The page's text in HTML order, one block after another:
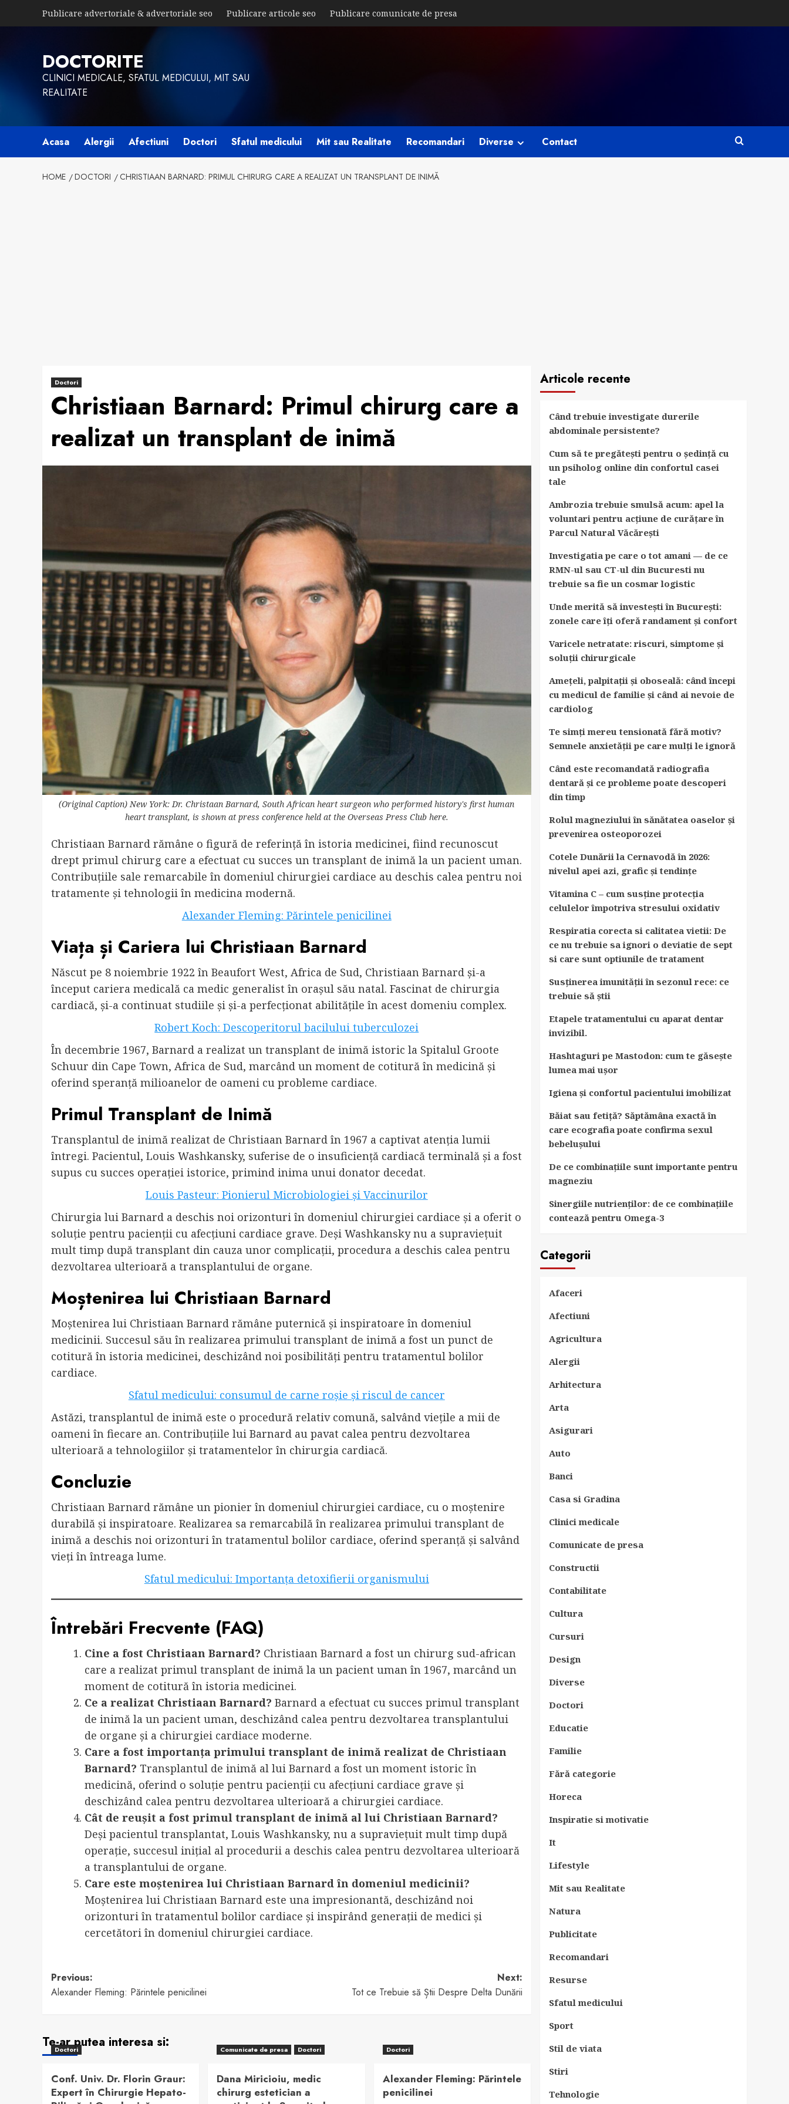
Publicare advertoriale & advertoriale seo Publicare articole seo Publicare comunicate de presa
DOCTORITE
CLINICI MEDICALE, SFATUL MEDICULUI, MIT SAU
REALITATE
Acasa Alergii Afectiuni Doctori Sfatul medicului Mit sau Realitate Recomandari Diverse Contact
HOME DOCTORI CHRISTIAAN BARNARD: PRIMUL CHIRURG CARE A REALIZAT UN TRANSPLANT DE INIMĂ
Doctori
Christiaan Barnard: Primul chirurg care a
realizat un transplant de inimă
(Original Caption) New York: Dr. Christaan Barnard, South African heart surgeon who performed history's first human
heart transplant, is shown at press conference held at the Overseas Press Club here.
Christiaan Barnard rămâne o figură de referință în istoria medicinei, fiind recunoscut
drept primul chirurg care a efectuat cu succes un transplant de inimă la un pacient uman.
Contribuțiile sale remarcabile în domeniul chirurgiei cardiace au deschis calea pentru noi
tratamente și tehnologii în medicina modernă.
Alexander Fleming: Părintele penicilinei
Viața și Cariera lui Christiaan Barnard
Născut pe 8 noiembrie 1922 în Beaufort West, Africa de Sud, Christiaan Barnard și-a
început cariera medicală ca medic generalist în orașul său natal. Fascinat de chirurgia
cardiacă, și-a continuat studiile și și-a perfecționat abilitățile în acest domeniu complex.
Robert Koch: Descoperitorul bacilului tuberculozei
În decembrie 1967, Barnard a realizat un transplant de inimă istoric la Spitalul Groote
Schuur din Cape Town, Africa de Sud, marcând un moment de cotitură în medicină și
oferind speranță milioanelor de oameni cu probleme cardiace.
Primul Transplant de Inimă
Transplantul de inimă realizat de Christiaan Barnard în 1967 a captivat atenția lumii
întregi. Pacientul, Louis Washkansky, suferise de o insuficiență cardiacă terminală și a fost
supus cu succes operației istorice, primind inima unui donator decedat.
Louis Pasteur: Pionierul Microbiologiei și Vaccinurilor
Chirurgia lui Barnard a deschis noi orizonturi în domeniul chirurgiei cardiace și a oferit o
soluție pentru pacienții cu afecțiuni cardiace grave. Deși Washkansky nu a supraviețuit
mult timp după transplant din cauza unor complicații, procedura a deschis calea pentru
dezvoltarea ulterioară a transplantului de organe.
Moștenirea lui Christiaan Barnard
Moștenirea lui Christiaan Barnard rămâne puternică și inspiratoare în domeniul
medicinii. Succesul său în realizarea primului transplant de inimă a fost un punct de
cotitură în istoria medicinei, deschizând noi posibilități pentru tratamentul bolilor
cardiace.
Sfatul medicului: consumul de carne roșie și riscul de cancer
Astăzi, transplantul de inimă este o procedură relativ comună, salvând viețile a mii de
oameni în fiecare an. Contribuțiile lui Barnard au pavat calea pentru dezvoltarea
ulterioară a tehnologiilor și tratamentelor în chirurgia cardiacă.
Concluzie
Christiaan Barnard rămâne un pionier în domeniul chirurgiei cardiace, cu o moștenire
durabilă și inspiratoare. Realizarea sa remarcabilă în realizarea primului transplant de
inimă a deschis noi orizonturi în tratamentul bolilor cardiace, oferind speranță și salvând
vieți în întreaga lume.
Sfatul medicului: Importanța detoxifierii organismului
Întrebări Frecvente (FAQ)
Cine a fost Christiaan Barnard? Christiaan Barnard a fost un chirurg sud-african
care a realizat primul transplant de inimă la un pacient uman în 1967, marcând un
moment de cotitură în istoria medicinei.
Ce a realizat Christiaan Barnard? Barnard a efectuat cu succes primul transplant
de inimă la un pacient uman, deschizând calea pentru dezvoltarea transplantului
de organe și a chirurgiei cardiace moderne.
Care a fost importanța primului transplant de inimă realizat de Christiaan
Barnard? Transplantul de inimă al lui Barnard a fost un moment istoric în
medicină, oferind o soluție pentru pacienții cu afecțiuni cardiace grave și
deschizând calea pentru dezvoltarea ulterioară a chirurgiei cardiace.
Cât de reușit a fost primul transplant de inimă al lui Christiaan Barnard?
Deși pacientul transplantat, Louis Washkansky, nu a supraviețuit mult timp după
operație, succesul inițial al procedurii a deschis calea pentru dezvoltarea ulterioară
a transplantului de organe.
Care este moștenirea lui Christiaan Barnard în domeniul medicinii?
Moștenirea lui Christiaan Barnard este una impresionantă, deschizând noi
orizonturi în tratamentul bolilor cardiace și inspirând generații de medici și
cercetători în domeniul chirurgiei cardiace.
Post
navigation
Previous:
Alexander Fleming: Părintele penicilinei
Next:
Tot ce Trebuie să Știi Despre Delta Dunării
Te-ar putea interesa si:
Doctori
Conf. Univ. Dr. Florin Graur:
Expert în Chirurgie Hepato-
Comunicate de presa Doctori
Dana Miricioiu, medic
chirurg estetician a
Doctori
Alexander Fleming: Părintele
penicilinei
Articole recente
Când trebuie investigate durerile
abdominale persistente?
Cum să te pregătești pentru o ședință cu
un psiholog online din confortul casei
tale
Ambrozia trebuie smulsă acum: apel la
voluntari pentru acțiune de curățare în
Parcul Natural Văcărești
Investigatia pe care o tot amani — de ce
RMN-ul sau CT-ul din Bucuresti nu
trebuie sa fie un cosmar logistic
Unde merită să investești în București:
zonele care îți oferă randament și confort
Varicele netratate: riscuri, simptome și
soluții chirurgicale
Amețeli, palpitații și oboseală: când începi
cu medicul de familie și când ai nevoie de
cardiolog
Te simți mereu tensionată fără motiv?
Semnele anxietății pe care mulți le ignoră
Când este recomandată radiografia
dentară și ce probleme poate descoperi
din timp
Rolul magneziului în sănătatea oaselor și
prevenirea osteoporozei
Cotele Dunării la Cernavodă în 2026:
nivelul apei azi, grafic și tendințe
Vitamina C – cum susține protecția
celulelor împotriva stresului oxidativ
Respiratia corecta si calitatea vietii: De
ce nu trebuie sa ignori o deviatie de sept
si care sunt optiunile de tratament
Susținerea imunității în sezonul rece: ce
trebuie să știi
Etapele tratamentului cu aparat dentar
invizibil.
Hashtaguri pe Mastodon: cum te găsește
lumea mai ușor
Igiena și confortul pacientului imobilizat
Băiat sau fetiță? Săptămâna exactă în
care ecografia poate confirma sexul
bebelușului
De ce combinațiile sunt importante pentru
magneziu
Sinergiile nutrienților: de ce combinațiile
contează pentru Omega-3
Categorii
Afaceri
Afectiuni
Agricultura
Alergii
Arhitectura
Arta
Asigurari
Auto
Banci
Casa si Gradina
Clinici medicale
Comunicate de presa
Constructii
Contabilitate
Cultura
Cursuri
Design
Diverse
Doctori
Educatie
Familie
Fără categorie
Horeca
Inspiratie si motivatie
It
Lifestyle
Mit sau Realitate
Natura
Publicitate
Recomandari
Resurse
Sfatul medicului
Sport
Stil de viata
Stiri
Tehnologie